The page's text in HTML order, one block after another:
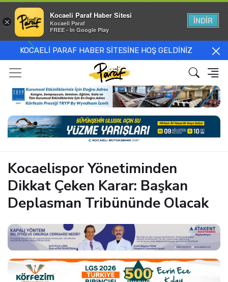
KOCAELİ PARAF HABER SİTESİNE HOŞ GELDİNİZ
Kocaelispor Yönetiminden
Dikkat Çeken Karar: Başkan
Deplasman Tribününde Olacak
×
Kocaeli Paraf Haber Sitesi
Kocaeli Paraf
FREE - In Google Play
İNDİR